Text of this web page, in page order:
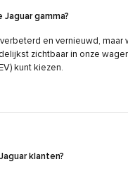
gamma?
en vernieuwd,
zichtbaar in onze
kunt kiezen.
klanten?